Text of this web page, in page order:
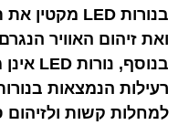
בנורות
מקטין
ואת זיהום האוויר
בנוסף, נורות
רעילות הנמצאות
למחלות קשות ולזיהום